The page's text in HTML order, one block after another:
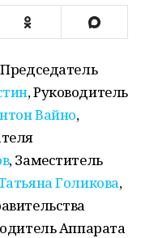
, Руководитель
Вайно,
, Заместитель
Голикова,
Аппарата